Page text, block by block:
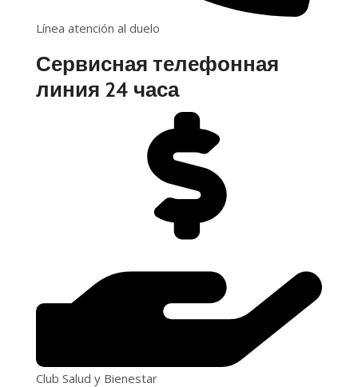
Línea atención al duelo
Сервисная телефонная
линия 24 часа
Club Salud y Bienestar